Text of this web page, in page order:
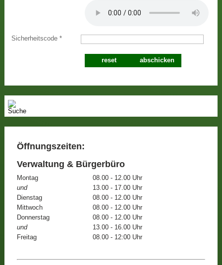
Sicherheitscode*
Öffnungszeiten:
Verwaltung & Bürgerbüro
Montag
08.00 - 12.00 Uhr
und
13.00 - 17.00 Uhr
Dienstag
08.00 - 12.00 Uhr
Mittwoch
08.00 - 12.00 Uhr
Donnerstag
08.00 - 12.00 Uhr
und
13.00 - 16.00 Uhr
Freitag
08.00 - 12:00 Uhr